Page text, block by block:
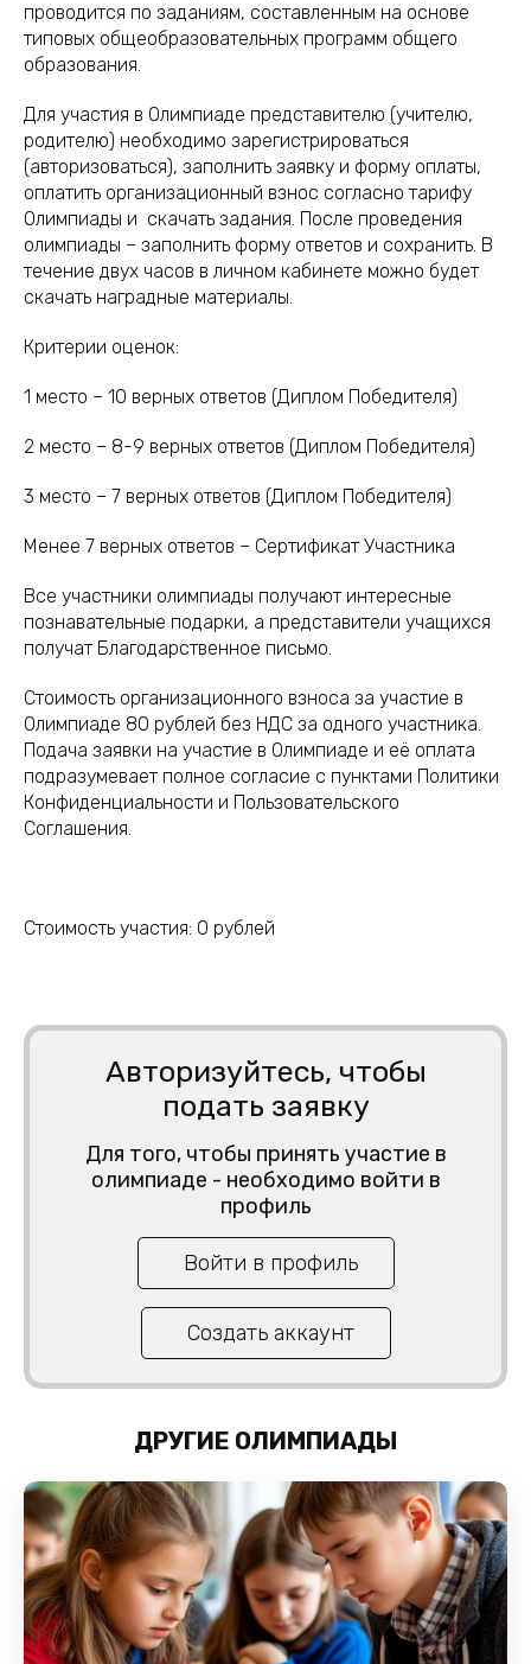
проводится по заданиям, составленным на основе
типовых общеобразовательных программ общего
образования.
Для участия в Олимпиаде представителю (учителю,
родителю) необходимо зарегистрироваться
(авторизоваться), заполнить заявку и форму оплаты,
оплатить организационный взнос согласно тарифу
Олимпиады и скачать задания. После проведения
олимпиады – заполнить форму ответов и сохранить. В
течение двух часов в личном кабинете можно будет
скачать наградные материалы.
Критерии оценок:
1 место – 10 верных ответов (Диплом Победителя)
2 место – 8-9 верных ответов (Диплом Победителя)
3 место – 7 верных ответов (Диплом Победителя)
Менее 7 верных ответов – Сертификат Участника
Все участники олимпиады получают интересные
познавательные подарки, а представители учащихся
получат Благодарственное письмо.
Стоимость организационного взноса за участие в
Олимпиаде 80 рублей без НДС за одного участника.
Подача заявки на участие в Олимпиаде и её оплата
подразумевает полное согласие с пунктами Политики
Конфиденциальности и Пользовательского
Соглашения.
Стоимость участия: 0 рублей
Авторизуйтесь, чтобы
подать заявку
Для того, чтобы принять участие в
олимпиаде - необходимо войти в
профиль
Войти в профиль
Создать аккаунт
ДРУГИЕ ОЛИМПИАДЫ